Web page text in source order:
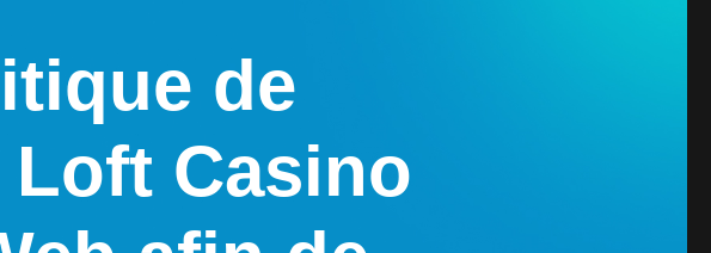
de
Casino